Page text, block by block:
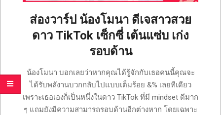
ONLYFANS
TIKTOK
ส่องวาร์ป น้องโมนา ดีเจสาวสวย
ดาว TikTok เซ็กซี่ เต้นแซ่บ เก่ง
รอบด้าน
11-
น้องโมนา บอกเลยว่าหากคุณได้รู้จักกับเธอคนนี้คุณจะ
ได้รับพลังานบวกกลับไปแบบเต็มร้อย &% เลยทีเดียว
เพราะเธอเองก็เป็นหนึ่งในดาว TikTok ที่มี mindset ดีมาก
ๆ แถมยังมีความสามารถรอบด้านอีกต่างหาก โดยเฉพาะ